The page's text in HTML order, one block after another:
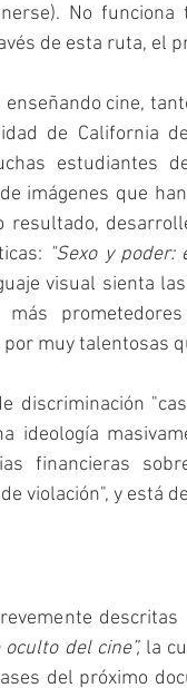
No
de esta ruta, el
cine,
de
estudiantes
imágenes que
resultado,
"Sexo y poder:
visual sienta
muy talentosas
discriminación
ideología
financieras
violación", y está
del cine”, la
del próximo